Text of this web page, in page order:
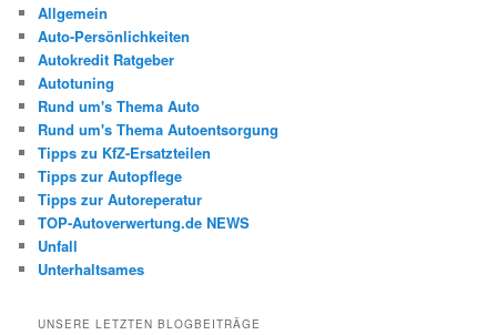
Allgemein
Auto-Persönlichkeiten
Autokredit Ratgeber
Autotuning
Rund um's Thema Auto
Rund um's Thema Autoentsorgung
Tipps zu KfZ-Ersatzteilen
Tipps zur Autopflege
Tipps zur Autoreperatur
TOP-Autoverwertung.de NEWS
Unfall
Unterhaltsames
UNSERE LETZTEN BLOGBEITRÄGE